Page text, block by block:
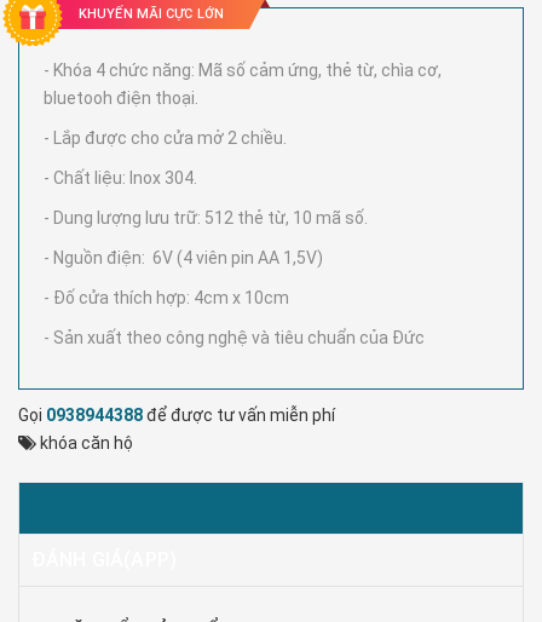
KHUYẾN MÃI CỰC LỚN
- Khóa 4 chức năng: Mã số cảm ứng, thẻ từ, chìa cơ,
bluetooh điện thoại.
- Lắp được cho cửa mở 2 chiều.
- Chất liệu: Inox 304.
- Dung lượng lưu trữ: 512 thẻ từ, 10 mã số.
- Nguồn điện: 6V (4 viên pin AA 1,5V)
- Đố cửa thích hợp: 4cm x 10cm
- Sản xuất theo công nghệ và tiêu chuẩn của Đức
Gọi 0938944388để được tư vấn miễn phí
khóa căn hộ